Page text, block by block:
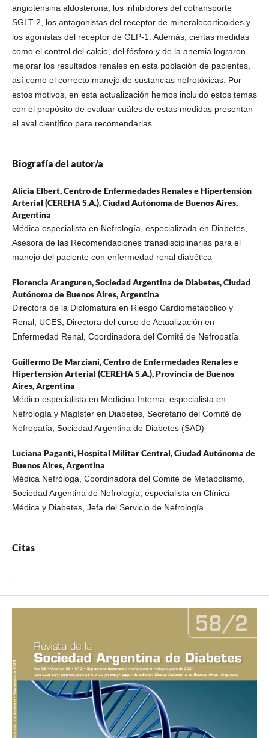
angiotensina aldosterona, los inhibidores del cotransporte
SGLT-2, los antagonistas del receptor de mineralocorticoides y
los agonistas del receptor de GLP-1. Además, ciertas medidas
como el control del calcio, del fósforo y de la anemia lograron
mejorar los resultados renales en esta población de pacientes,
así como el correcto manejo de sustancias nefrotóxicas. Por
estos motivos, en esta actualización hemos incluido estos temas
con el propósito de evaluar cuáles de estas medidas presentan
el aval científico para recomendarlas.
Biografía del autor/a
Alicia Elbert,Centro de Enfermedades Renales e Hipertensión
Arterial (CEREHA S.A.), Ciudad Autónoma de Buenos Aires,
Argentina
Médica especialista en Nefrología, especializada en Diabetes,
Asesora de las Recomendaciones transdisciplinarias para el
manejo del paciente con enfermedad renal diabética
Florencia Aranguren,Sociedad Argentina de Diabetes, Ciudad
Autónoma de Buenos Aires, Argentina
Directora de la Diplomatura en Riesgo Cardiometabólico y
Renal, UCES, Directora del curso de Actualización en
Enfermedad Renal, Coordinadora del Comité de Nefropatía
Guillermo De Marziani,Centro de Enfermedades Renales e
Hipertensión Arterial (CEREHA S.A.), Provincia de Buenos
Aires, Argentina
Médico especialista en Medicina Interna, especialista en
Nefrología y Magíster en Diabetes, Secretario del Comité de
Nefropatía, Sociedad Argentina de Diabetes (SAD)
Luciana Paganti,Hospital Militar Central, Ciudad Autónoma de
Buenos Aires, Argentina
Médica Nefróloga, Coordinadora del Comité de Metabolismo,
Sociedad Argentina de Nefrología, especialista en Clínica
Médica y Diabetes, Jefa del Servicio de Nefrología
Citas
-